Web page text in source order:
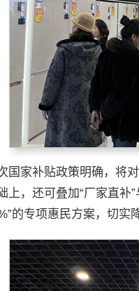
国家补贴政策明确，将
上，还可叠加“厂家直补
的专项惠民方案，切实